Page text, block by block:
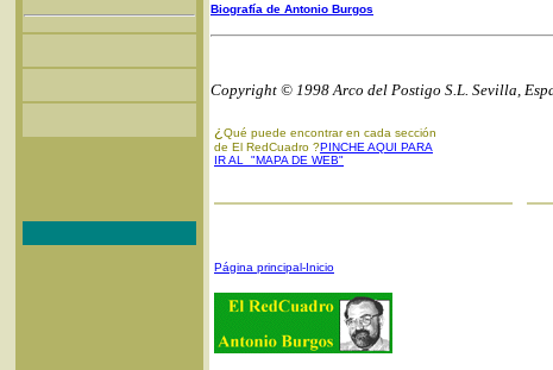
Biografía de Antonio Burgos
Copyright © 1998 Arco del Postigo S.L. Sevilla,
¿ Qué puede encontrar en cada sección
de El RedCuadro ?PINCHE AQUI PARA
IR AL "MAPA DE WEB"
Página principal-Inicio